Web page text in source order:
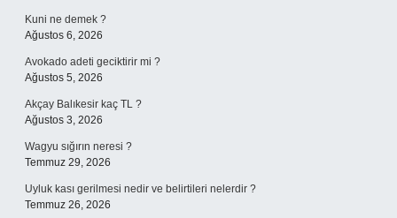
Kuni ne demek ?
Ağustos 6, 2026
Avokado adeti geciktirir mi ?
Ağustos 5, 2026
Akçay Balıkesir kaç TL ?
Ağustos 3, 2026
Wagyu sığırın neresi ?
Temmuz 29, 2026
Uyluk kası gerilmesi nedir ve belirtileri nelerdir ?
Temmuz 26, 2026